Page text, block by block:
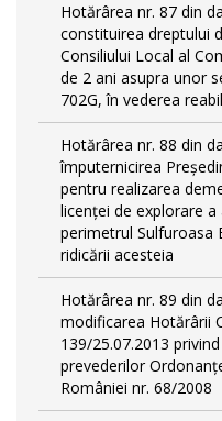
Hotărârea nr. 87 din
constituirea dreptului
Consiliului Local al
de 2 ani asupra unor
702G, în vederea
Hotărârea nr. 88 din
împuternicirea
pentru realizarea
licenței de explorare
perimetrul Sulfuroasa
ridicării acesteia
Hotărârea nr. 89 din
modificarea Hotărârii
139/25.07.2013
prevederilor
României nr. 68/2008